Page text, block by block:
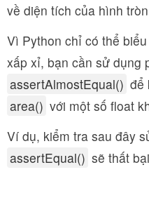
về diện tích của hình
Vì Python chỉ có thể
xấp xỉ, bạn cần sử dụng
assertAlmostEqual() để
area() với một số float
Ví dụ, kiểm tra sau đây
assertEqual() sẽ thất